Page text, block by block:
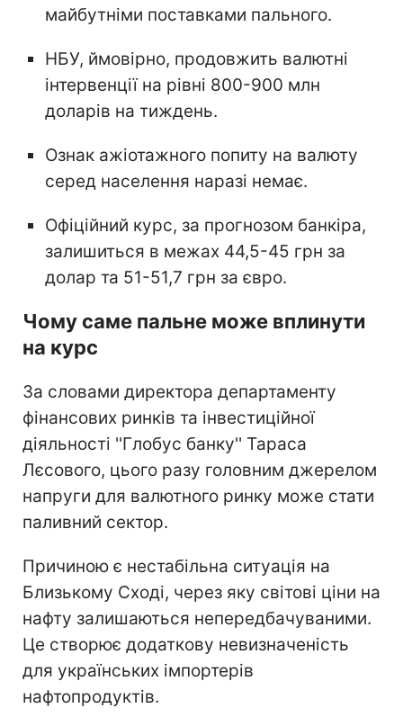
майбутніми поставками пального.
НБУ, ймовірно, продовжить валютні
інтервенції на рівні 800-900 млн
доларів на тиждень.
Ознак ажіотажного попиту на валюту
серед населення наразі немає.
Офіційний курс, за прогнозом банкіра,
залишиться в межах 44,5-45 грн за
долар та 51-51,7 грн за євро.
Чому саме пальне може вплинути
на курс
За словами директора департаменту
фінансових ринків та інвестиційної
діяльності ''Глобус банку'' Тараса
Лєсового, цього разу головним джерелом
напруги для валютного ринку може стати
паливний сектор.
Причиною є нестабільна ситуація на
Близькому Сході, через яку світові ціни на
нафту залишаються непередбачуваними.
Це створює додаткову невизначеність
для українських імпортерів
нафтопродуктів.